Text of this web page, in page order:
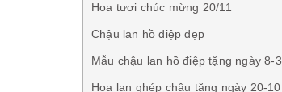
Hoa tươi chúc mừng 20/11
Chậu lan hồ điệp đẹp
Mẫu chậu lan hồ điệp tặng ngày 8-3
Hoa lan ghép chậu tặng ngày 20-10